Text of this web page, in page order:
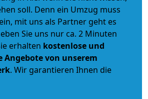
soll. Denn ein Umzug muss
mit uns als Partner geht es
Sie uns nur ca. 2 Minuten
erhalten kostenlose und
Angebote von unserem
. Wir garantieren Ihnen die